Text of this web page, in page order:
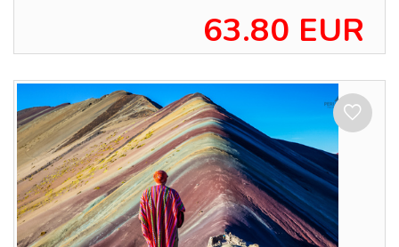
63.80 EUR